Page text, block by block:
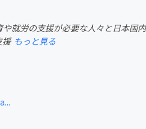
フード・飲食店
や就労の支援が必要な人々と日本
援 もっと見る